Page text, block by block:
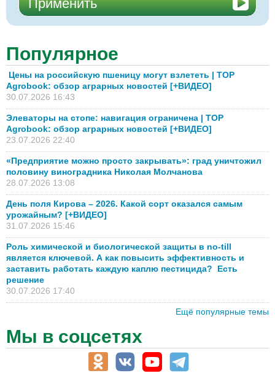
Популярное
Цены на российскую пшеницу могут взлететь | TOP
Agrobook: обзор аграрных новостей [+ВИДЕО]
30.07.2026 16:43
Элеваторы на стопе: навигация ограничена | TOP
Agrobook: обзор аграрных новостей [+ВИДЕО]
23.07.2026 22:40
«Предприятие можно просто закрывать»: град уничтожил
половину виноградника Николая Молчанова
28.07.2026 13:08
День поля Кирова – 2026. Какой сорт оказался самым
урожайным? [+ВИДЕО]
31.07.2026 15:46
Роль химической и биологической защиты в no-till
является ключевой. А как повысить эффективность и
заставить работать каждую каплю пестицида? Есть
решение
30.07.2026 17:40
Ещё популярные темы
Мы в соцсетях